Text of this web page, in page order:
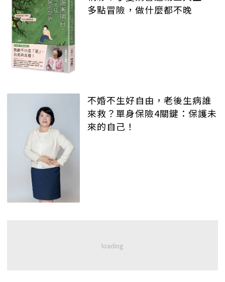
多點冒險，做什麼都不晚
不婚不生好自由，老後生病誰
來救？單身保險4關鍵：保護未
來的自己！